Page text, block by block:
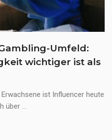
Umfeld:
wichtiger ist als
ist Influencer heute
über ...